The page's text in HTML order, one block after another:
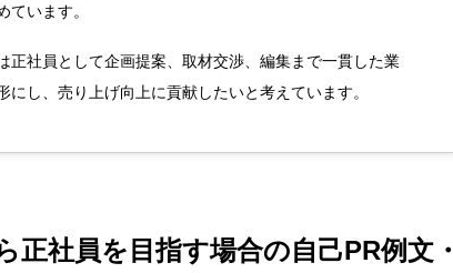
ています。
正社員として企画提案、取材交渉、編集まで一貫した業
し、売り上げ向上に貢献したいと考えています。
正社員を目指す場合の自己PR例文・